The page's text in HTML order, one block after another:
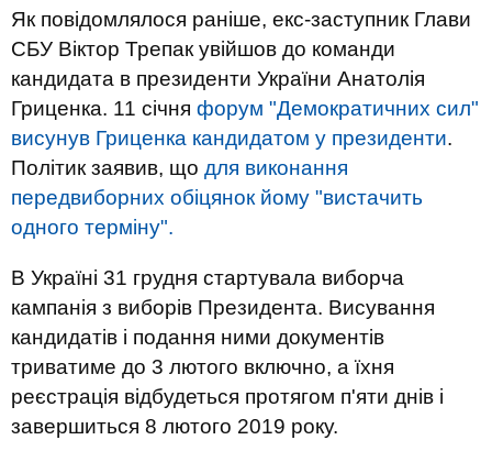
Як повідомлялося раніше, екс-заступник Глави
СБУ Віктор Трепак увійшов до команди
кандидата в президенти України Анатолія
Гриценка. 11 січня форум "Демократичних сил"
висунув Гриценка кандидатом у президенти.
Політик заявив, що для виконання
передвиборних обіцянок йому "вистачить
одного терміну".
В Україні 31 грудня стартувала виборча
кампанія з виборів Президента. Висування
кандидатів і подання ними документів
триватиме до 3 лютого включно, а їхня
реєстрація відбудеться протягом п'яти днів і
завершиться 8 лютого 2019 року.